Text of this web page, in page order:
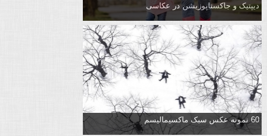
دیپتیک و جاکستا‌پوزیشن در عکاسی
60 نمونه عکس سبک ماکسیمالیسم